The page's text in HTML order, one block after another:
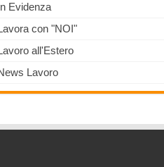
Evidenza
con "NOI"
all'Estero
Lavoro